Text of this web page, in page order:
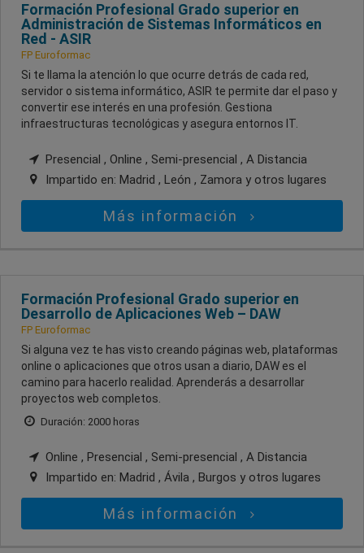
Formación Profesional Grado superior en
Administración de Sistemas Informáticos en
Red - ASIR
FP Euroformac
Si te llama la atención lo que ocurre detrás de cada red,
servidor o sistema informático, ASIR te permite dar el paso y
convertir ese interés en una profesión. Gestiona
infraestructuras tecnológicas y asegura entornos IT.
Presencial , Online , Semi-presencial , A Distancia
Impartido en: Madrid , León , Zamora y otros lugares
Más información
Formación Profesional Grado superior en
Desarrollo de Aplicaciones Web – DAW
FP Euroformac
Si alguna vez te has visto creando páginas web, plataformas
online o aplicaciones que otros usan a diario, DAW es el
camino para hacerlo realidad. Aprenderás a desarrollar
proyectos web completos.
Duración: 2000 horas
Online , Presencial , Semi-presencial , A Distancia
Impartido en: Madrid , Ávila , Burgos y otros lugares
Más información